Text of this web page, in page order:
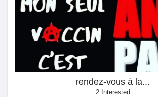
Elenco utenti
Forums
rendez-vous à la...
2 Interested